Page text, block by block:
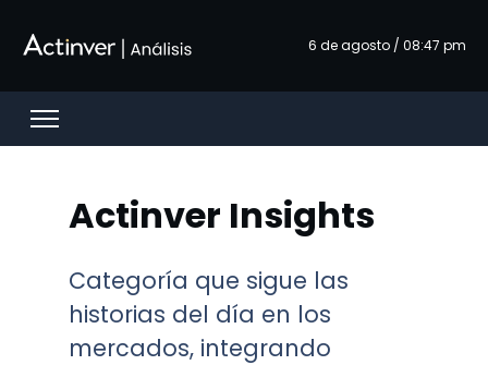
6 de agosto / 08:47 pm
Open menu
Actinver Insights
Categoría que sigue las
historias del día en los
mercados, integrando